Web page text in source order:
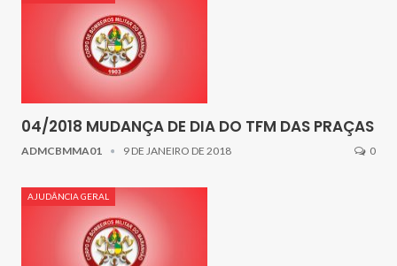
04/2018 MUDANÇA DE DIA DO TFM DAS PRAÇAS
ADMCBMMA01 9 DE JANEIRO DE 2018 0
AJUDÂNCIA GERAL